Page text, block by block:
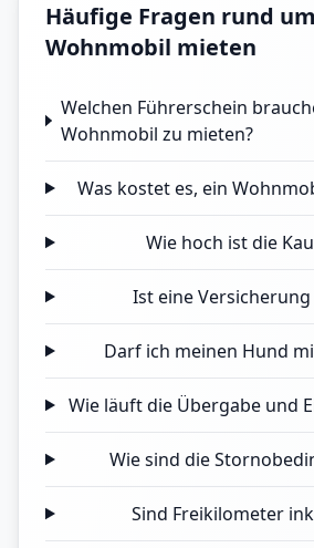
Häufige Fragen rund
Wohnmobil mieten
Welchen Führerschein
Wohnmobil zu mieten?
Was kostet es, ein
Wie hoch ist die
Ist eine Versicherung
Darf ich meinen Hund
Wie läuft die Übergabe und
Wie sind die
Sind Freikilometer